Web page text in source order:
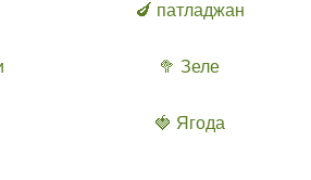
🍆 патладжан
🥦 Зеле
🍓 Ягода